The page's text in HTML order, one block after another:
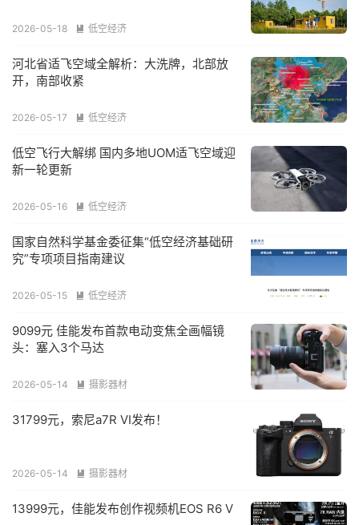
2026-05-18  低空经济
河北省适飞空域全解析：大洗牌，北部放
开，南部收紧
2026-05-17  低空经济
低空飞行大解绑 国内多地UOM适飞空域迎
新一轮更新
2026-05-16  低空经济
国家自然科学基金委征集“低空经济基础研
究”专项项目指南建议
2026-05-15  低空经济
9099元 佳能发布首款电动变焦全画幅镜
头：塞入3个马达
2026-05-14  摄影器材
31799元，索尼a7R VI发布！
2026-05-14  摄影器材
13999元，佳能发布创作视频机EOS R6 V